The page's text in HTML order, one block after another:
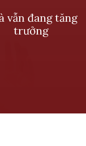
vẫn đang tăng
trưởng